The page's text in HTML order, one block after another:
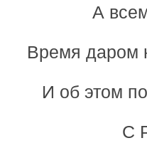
А
Время даром
И об этом
С